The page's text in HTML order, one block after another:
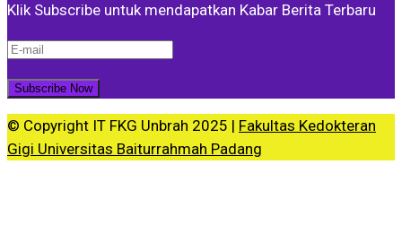
Klik Subscribe untuk mendapatkan Kabar Berita Terbaru
© Copyright IT FKG Unbrah 2025 | Fakultas Kedokteran
Gigi Universitas Baiturrahmah Padang